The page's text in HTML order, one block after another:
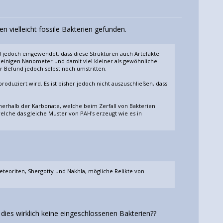
vielleicht fossile Bakterien gefunden.
eingewendet, dass diese Strukturen auch Artefakte
Nanometer und damit viel kleiner als gewöhnliche
Befund jedoch selbst noch umstritten.
wird. Es ist bisher jedoch nicht auszuschließen, dass
der Karbonate, welche beim Zerfall von Bakterien
das gleiche Muster von PAH's erzeugt wie es in
Shergotty und Nakhla, mögliche Relikte von
wirklich keine eingeschlossenen Bakterien??